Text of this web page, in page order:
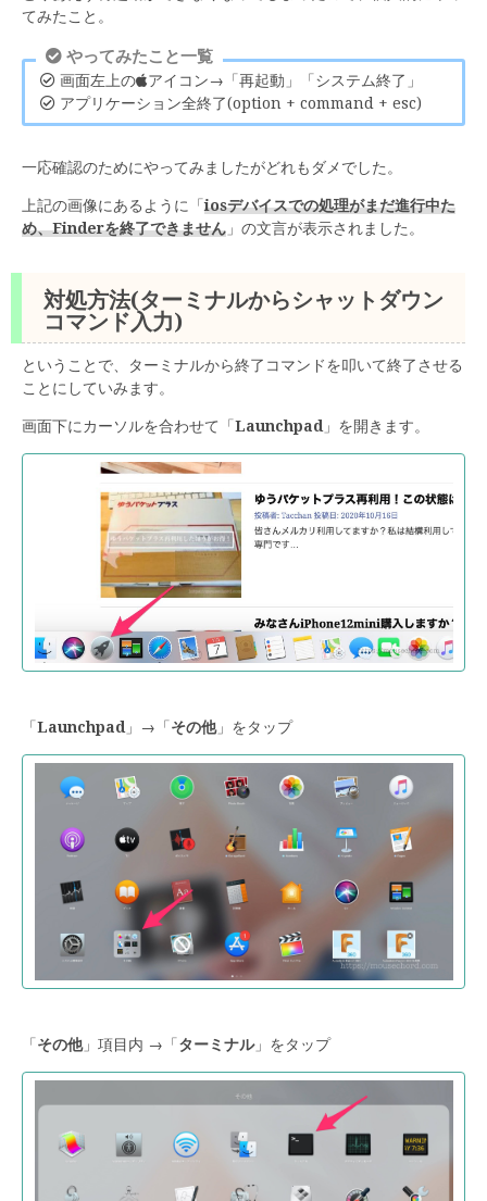
てみたこと。
やってみたこと一覧
画面左上の
アイコン→「再起動」「システム終了」
アプリケーション全終了(option + command + esc)
一応確認のためにやってみましたがどれもダメでした。
上記の画像にあるように「iosデバイスでの処理がまだ進行中た
め、Finderを終了できません 」の文言が表示されました。
対処方法(ターミナルからシャットダウン
コマンド入力)
ということで、ターミナルから終了コマンドを叩いて終了させる
ことにしていみます。
画面下にカーソルを合わせて「 Launchpad 」を開きます。
「 Launchpad 」→「 その他」をタップ
「 その他」項目内 →「 ターミナル」をタップ